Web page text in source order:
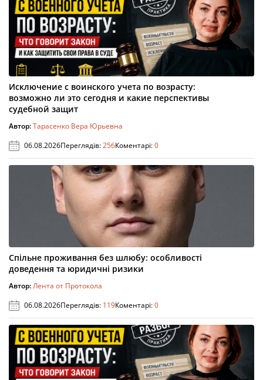
Исключение с воинского учета по возрасту:
возможно ли это сегодня и какие перспективы
судебной защит
Автор:Тарасенко Вера Юрьевна
06.08.2026Переглядів:256Коментарі:0
Спільне проживання без шлюбу: особливості
доведення та юридичні ризики
Автор:Лента от Протокола
06.08.2026Переглядів: 119Коментарі:0